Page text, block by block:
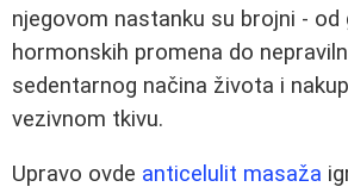
njegovom nastanku su brojni - od
hormonskih promena do
sedentarnog načina života i
vezivnom tkivu.
Upravo ovde anticelulit masaža